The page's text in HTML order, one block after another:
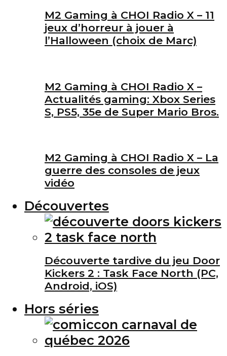
M2 Gaming à CHOI Radio X – 11
jeux d’horreur à jouer à
l’Halloween (choix de Marc)
M2 Gaming à CHOI Radio X –
Actualités gaming: Xbox Series
S, PS5, 35e de Super Mario Bros.
M2 Gaming à CHOI Radio X – La
guerre des consoles de jeux
vidéo
Découvertes
Découverte tardive du jeu Door
Kickers 2 : Task Face North (PC,
Android, iOS)
Hors séries